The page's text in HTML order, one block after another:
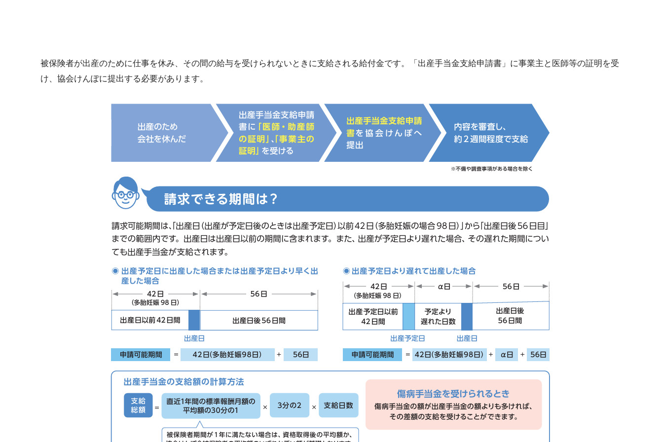
被保険者が出産のために仕事を休み、その間の給与を受けられないときに支給される給付金です。「出産手当金支給申請書」に事業主と医師等の証明を受
け、協会けんぽに提出する必要があります。